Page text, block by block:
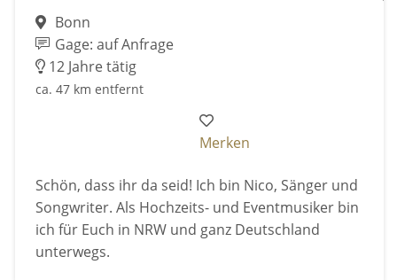
Bonn
Gage: auf Anfrage
12 Jahre tätig
ca. 47 km entfernt
Merken
Schön, dass ihr da seid! Ich bin Nico, Sänger und
Songwriter. Als Hochzeits- und Eventmusiker bin
ich für Euch in NRW und ganz Deutschland
unterwegs.